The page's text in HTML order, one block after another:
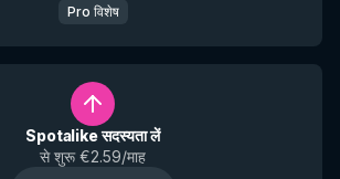
Pro विशेष
Spotalike सदस्यता लें
से शुरू €2.59/माह